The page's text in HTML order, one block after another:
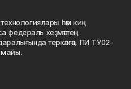
технологиялары һәм киң
федераль хеҙмәттең
теркәлгән, ПИ ТУ02-
майы.